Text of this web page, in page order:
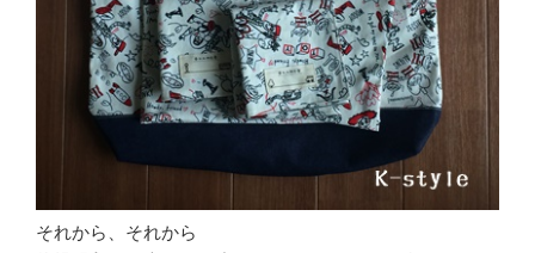
それから、それから